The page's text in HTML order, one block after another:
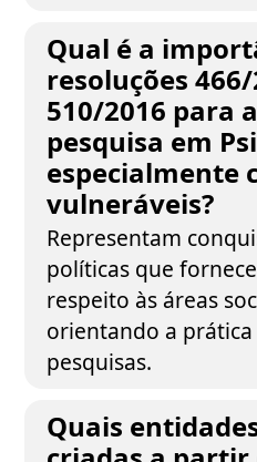
Qual é a
resoluções
510/2016 para
pesquisa em
especialmente
vulneráveis?
Representam
políticas que
respeito às áreas
orientando a prática
pesquisas.
Quais